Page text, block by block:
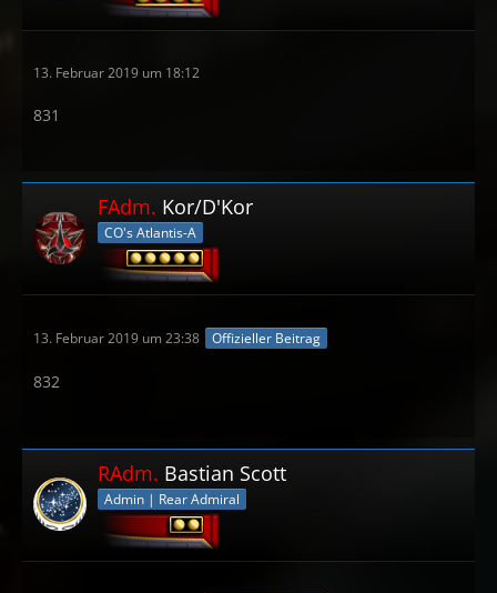
13. Februar 2019 um 18:12
831
FAdm. Kor/D'Kor
CO's Atlantis-A
13. Februar 2019 um 23:38 Offizieller Beitrag
832
RAdm. Bastian Scott
Admin | Rear Admiral